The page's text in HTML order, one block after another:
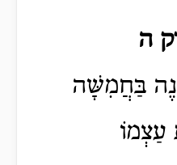
ה
בַּחֲמִשָּׁה
עַצְמוֹ